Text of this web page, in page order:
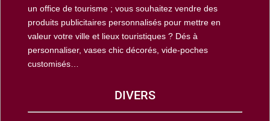
un office de tourisme ; vous souhaitez vendre des
produits publicitaires personnalisés pour mettre en
valeur votre ville et lieux touristiques ? Dés à
personnaliser, vases chic décorés, vide-poches
customisés…
DIVERS